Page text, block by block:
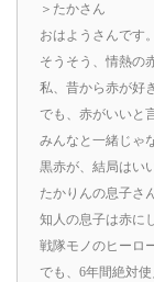
＞たかさん
おはようさんです。
そうそう、情熱の
私、昔から赤が好
でも、赤がいいと
みんなと一緒じゃ
黒赤が、結局はい
たかりんの息子さ
知人の息子は赤に
戦隊モノのヒーロ
でも、6年間絶対